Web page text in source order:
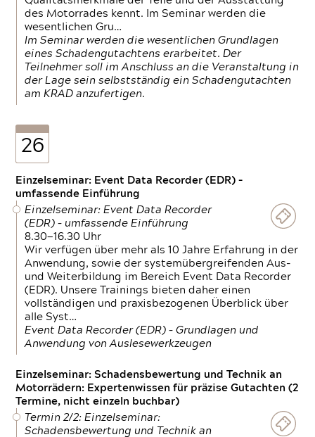
des Motorrades kennt. Im Seminar werden die
wesentlichen Gru…
Im Seminar werden die wesentlichen Grundlagen
eines Schadengutachtens erarbeitet. Der
Teilnehmer soll im Anschluss an die Veranstaltung in
der Lage sein selbstständig ein Schadengutachten
am KRAD anzufertigen.
26
Einzelseminar: Event Data Recorder (EDR) –
umfassende Einführung
Einzelseminar: Event Data Recorder
(EDR) – umfassende Einführung
8.30—16.30 Uhr
Wir verfügen über mehr als 10 Jahre Erfahrung in der
Anwendung, sowie der systemübergreifenden Aus-
und Weiterbildung im Bereich Event Data Recorder
(EDR). Unsere Trainings bieten daher einen
vollständigen und praxisbezogenen Überblick über
alle Syst…
Event Data Recorder (EDR) – Grundlagen und
Anwendung von Auslesewerkzeugen
Einzelseminar: Schadensbewertung und Technik an
Motorrädern: Expertenwissen für präzise Gutachten (2
Termine, nicht einzeln buchbar)
Termin 2/2: Einzelseminar:
Schadensbewertung und Technik an